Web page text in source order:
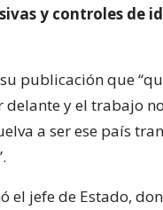
y controles de
publicación que
y el trabajo
a ser ese país
el jefe de Estado,